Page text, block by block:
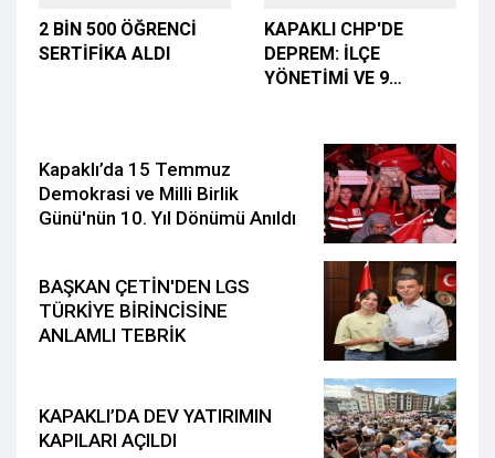
2 BİN 500 ÖĞRENCİ
SERTİFİKA ALDI
KAPAKLI CHP'DE
DEPREM: İLÇE
YÖNETİMİ VE 9
Kapaklı’da 15 Temmuz
Demokrasi ve Milli Birlik
Günü'nün 10. Yıl Dönümü Anıldı
BAŞKAN ÇETİN'DEN LGS
TÜRKİYE BİRİNCİSİNE
ANLAMLI TEBRİK
KAPAKLI’DA DEV YATIRIMIN
KAPILARI AÇILDI